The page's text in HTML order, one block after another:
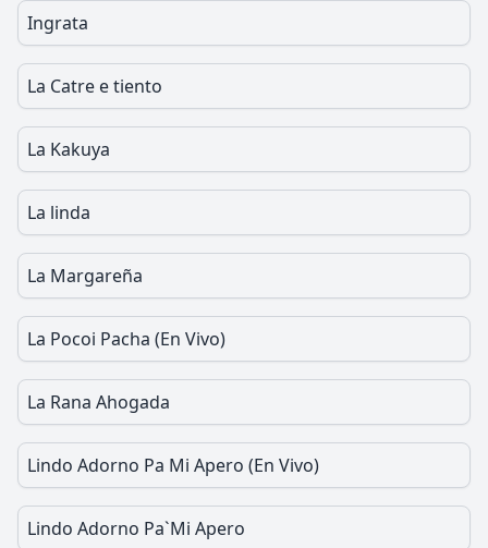
Ingrata
La Catre e tiento
La Kakuya
La linda
La Margareña
La Pocoi Pacha (En Vivo)
La Rana Ahogada
Lindo Adorno Pa Mi Apero (En Vivo)
Lindo Adorno Pa`Mi Apero